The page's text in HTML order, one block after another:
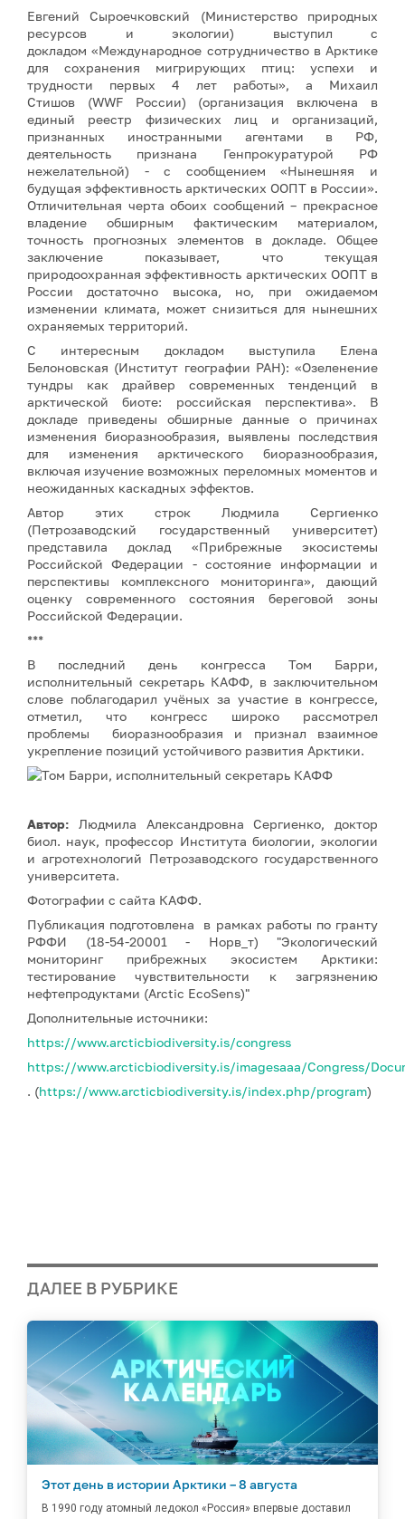
Евгений Сыроечковский (Министерство природных
ресурсов и экологии) выступил с
докладом «Международное сотрудничество в Арктике
для сохранения мигрирующих птиц: успехи и
трудности первых 4 лет работы», а Михаил
Стишов (WWF России) (организация включена в
единый реестр физических лиц и организаций,
признанных иностранными агентами в РФ,
деятельность признана Генпрокуратурой РФ
нежелательной) - с сообщением «Нынешняя и
будущая эффективность арктических ООПТ в России».
Отличительная черта обоих сообщений – прекрасное
владение обширным фактическим материалом,
точность прогнозных элементов в докладе. Общее
заключение показывает, что текущая
природоохранная эффективность арктических ООПТ в
России достаточно высока, но, при ожидаемом
изменении климата, может снизиться для нынешних
охраняемых территорий.
С интересным докладом выступила Елена
Белоновская (Институт географии РАН): «Озеленение
тундры как драйвер современных тенденций в
арктической биоте: российская перспектива». В
докладе приведены обширные данные о причинах
изменения биоразнообразия, выявлены последствия
для изменения арктического биоразнообразия,
включая изучение возможных переломных моментов и
неожиданных каскадных эффектов.
Автор этих строк Людмила Сергиенко
(Петрозаводский государственный университет)
представила доклад «Прибрежные экосистемы
Российской Федерации - состояние информации и
перспективы комплексного мониторинга», дающий
оценку современного состояния береговой зоны
Российской Федерации.
***
В последний день конгресса Том Барри,
исполнительный секретарь КАФФ, в заключительном
слове поблагодарил учёных за участие в конгрессе,
отметил, что конгресс широко рассмотрел
проблемы биоразнообразия и признал взаимное
укрепление позиций устойчивого развития Арктики.
Автор: Людмила Александровна Сергиенко, доктор
биол. наук, профессор Института биологии, экологии
и агротехнологий Петрозаводского государственного
университета.
Фотографии с сайта КАФФ.
Публикация подготовлена в рамках работы по гранту
РФФИ (18-54-20001 - Норв_т) "Экологический
мониторинг прибрежных экосистем Арктики:
тестирование чувствительности к загрязнению
нефтепродуктами (Arctic EcoSens)"
Дополнительные источники:
https://www.arcticbiodiversity.is/congress
https://www.arcticbiodiversity.is/imagesaaa/Congress/
. (https://www.arcticbiodiversity.is/index.php/program)
ДАЛЕЕ В РУБРИКЕ
Этот день в истории Арктики – 8 августа
В 1990 году атомный ледокол «Россия» впервые доставил